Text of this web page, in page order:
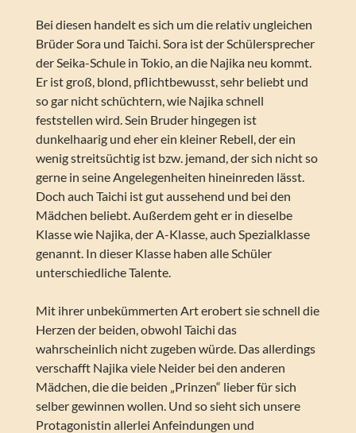
Bei diesen handelt es sich um die relativ ungleichen
Brüder Sora und Taichi. Sora ist der Schülersprecher
der Seika-Schule in Tokio, an die Najika neu kommt.
Er ist groß, blond, pflichtbewusst, sehr beliebt und
so gar nicht schüchtern, wie Najika schnell
feststellen wird. Sein Bruder hingegen ist
dunkelhaarig und eher ein kleiner Rebell, der ein
wenig streitsüchtig ist bzw. jemand, der sich nicht so
gerne in seine Angelegenheiten hineinreden lässt.
Doch auch Taichi ist gut aussehend und bei den
Mädchen beliebt. Außerdem geht er in dieselbe
Klasse wie Najika, der A-Klasse, auch Spezialklasse
genannt. In dieser Klasse haben alle Schüler
unterschiedliche Talente.
Mit ihrer unbekümmerten Art erobert sie schnell die
Herzen der beiden, obwohl Taichi das
wahrscheinlich nicht zugeben würde. Das allerdings
verschafft Najika viele Neider bei den anderen
Mädchen, die die beiden „Prinzen“ lieber für sich
selber gewinnen wollen. Und so sieht sich unsere
Protagonistin allerlei Anfeindungen und